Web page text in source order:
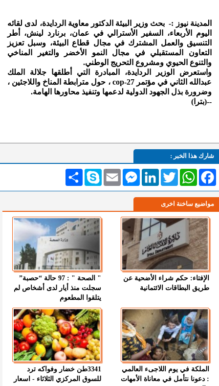
المدينة نيوز :- بحث وزير البيئة الدكتور معاوية الردايدة، لدى لقائه
اليوم الأربعاء، السفير الأسترالي في عمان، برنارد لينش، أطر
التنسيق والعمل المشترك في مجال قطاع البيئة، وسبل تعزيز
التعاون المستقبلي في مجال النمو الأخضر والتغير المناخي
والتنوع الحيوي ومشروع التحريج الوطني.
واستعرض الوزير الردايدة، المبادرة التي أطلقها جلالة الملك
عبدالله الثاني في مؤتمر cop-27 ، حول مترابطة المناخ واللاجئين ،
وضرورة بذل الجهود الدولية لدعمها وتنفيذ محاورها الهامة.
--(بترا)
شارك هذا الخبر :
انشر Skype Email
MessengerLinkedInTwitterWhatsAppFacebook
مواضيع ساخنة اخرى
الإفتاء: حكم شراء الأضحية عن
طريق البطاقات الائتمانية
" الصحة " : 97 حالة “حصبة”
سجلت منذ أيار لدى أشخاص لم
يتلقوا المطعوم
الملكة في يوم اللاجىء العالمي
: دعونا نتأمل في معاناة الأمهات
3341طن خضار وفواكه ترد
للسوق المركزي الثلاثاء - اسعار